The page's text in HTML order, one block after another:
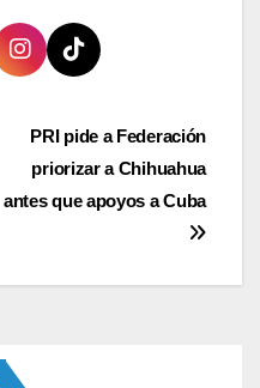
PRI pide a Federación
priorizar a Chihuahua
antes que apoyos a Cuba